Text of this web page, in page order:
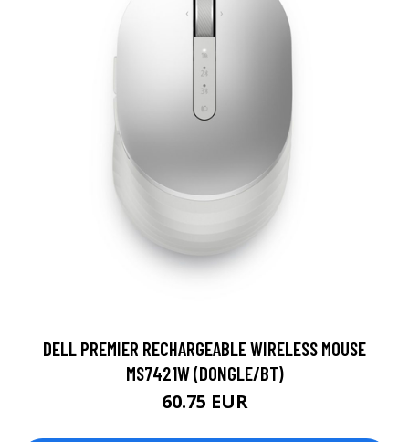
DELL PREMIER RECHARGEABLE WIRELESS MOUSE
MS7421W (DONGLE/BT)
60.75 EUR